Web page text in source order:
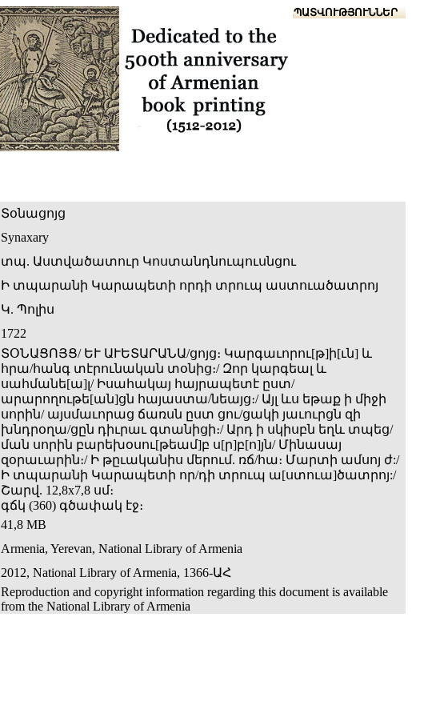
ՆԱԽԱՊԱՏՎՈՒԹՅՈՒՆՆԵՐ
Տօնացոյց
Synaxary
տպ. Աստվածատուր Կոստանդնուպուսնցու
Ի տպարանի Կարապետի որդի տրուպ աստուածատրոյ
Կ. Պոլիս
1722
ՏՕՆԱՑՈՅՑ/ ԵՒ ԱՒԵՏԱՐԱՆԱ/ցոյց։ Կարգաւորու[թ]ի[ւն] և
հրա/հանգ տէրունական տօնից։/ Զոր կարգեալ և
սահմանե[ա]լ/ Իսահակայ հայրապետէ ըստ/
արարողութե[ան]ցն հայաստա/նեայց։/ Այլ ևս եթաք ի միջի
սորին/ այսմաւորաց ճառսն ըստ ցու/ցակի յաւուրցն զի
խնդրօղա/ցըն դիւրաւ գտանիցի։/ Արդ ի սկիսբն եղև տպեց/
ման սորին բարեխօսու[թեամ]բ ս[ր]բ[ո]յն/ Մինասայ
զօրաւարին։/ Ի թըւականիս մերում. ռճ/հա։ Մարտի ամսոյ ժ:/
Ի տպարանի Կարապետի որ/դի տրուպ ա[ստուա]ծատրոյ:/
Շարվ. 12,8x7,8 սմ։
գճկ (360) գծափակ էջ։
41,8 MB
Armenia, Yerevan, National Library of Armenia
2012, National Library of Armenia, 1366-ԱՀ
Reproduction and copyright information regarding this document is available
from the National Library of Armenia